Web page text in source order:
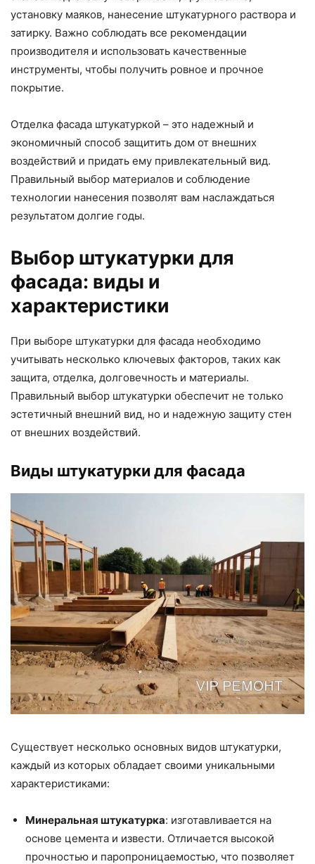
установку маяков, нанесение штукатурного раствора и
затирку. Важно соблюдать все рекомендации
производителя и использовать качественные
инструменты, чтобы получить ровное и прочное
покрытие.
Отделка фасада штукатуркой – это надежный и
экономичный способ защитить дом от внешних
воздействий и придать ему привлекательный вид.
Правильный выбор материалов и соблюдение
технологии нанесения позволят вам наслаждаться
результатом долгие годы.
Выбор штукатурки для
фасада: виды и
характеристики
При выборе штукатурки для фасада необходимо
учитывать несколько ключевых факторов, таких как
защита, отделка, долговечность и материалы.
Правильный выбор штукатурки обеспечит не только
эстетичный внешний вид, но и надежную защиту стен
от внешних воздействий.
Виды штукатурки для фасада
Существует несколько основных видов штукатурки,
каждый из которых обладает своими уникальными
характеристиками:
Минеральная штукатурка: изготавливается на
основе цемента и извести. Отличается высокой
прочностью и паропроницаемостью, что позволяет